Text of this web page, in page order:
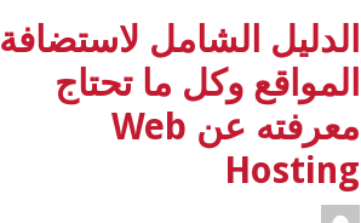
الدليل الشامل لاستضافة
المواقع وكل ما تحتاج
معرفته عن Web
Hosting